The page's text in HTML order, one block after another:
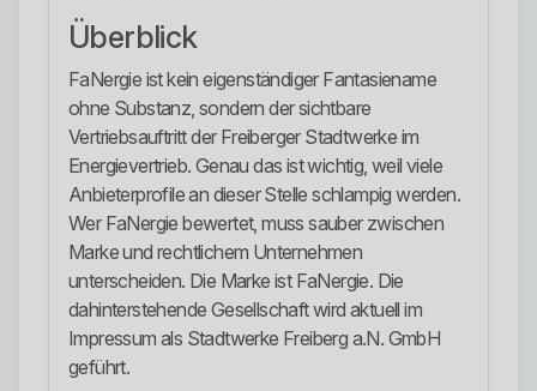
Überblick
FaNergie ist kein eigenständiger Fantasiename
ohne Substanz, sondern der sichtbare
Vertriebsauftritt der Freiberger Stadtwerke im
Energievertrieb. Genau das ist wichtig, weil viele
Anbieterprofile an dieser Stelle schlampig werden.
Wer FaNergie bewertet, muss sauber zwischen
Marke und rechtlichem Unternehmen
unterscheiden. Die Marke ist FaNergie. Die
dahinterstehende Gesellschaft wird aktuell im
Impressum als Stadtwerke Freiberg a.N. GmbH
geführt.